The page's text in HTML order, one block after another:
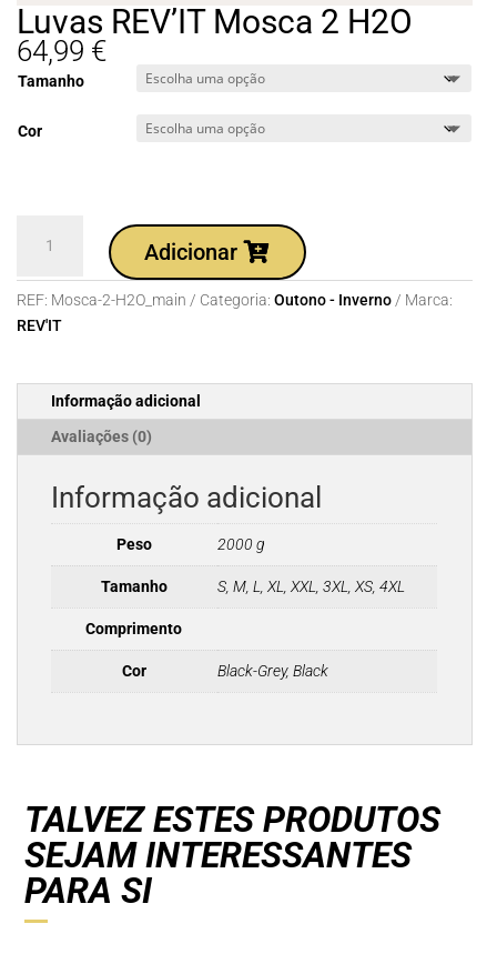
Luvas REV’IT Mosca 2 H2O
64,99 €
Tamanho
Cor
Luvas
REV'IT
Mosca
H2O
Adicionar
REF: Mosca-2-H2O_main Categoria: Outono - Inverno
Marca:
REV'IT
Informação adicional
Avaliações (0)
Informação adicional
Peso 2000 g
Tamanho S, M, L, XL, XXL, 3XL, XS, 4XL
Comprimento
Cor Black-Grey, Black
TALVEZ ESTES PRODUTOS
SEJAM INTERESSANTES
PARA SI